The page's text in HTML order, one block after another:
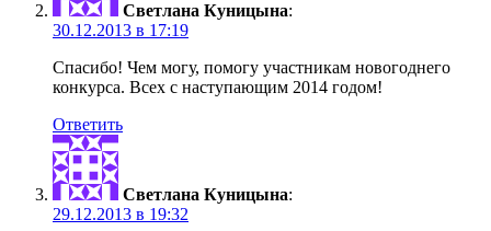
Светлана Куницына:
30.12.2013 в 17:19
Спасибо! Чем могу, помогу участникам новогоднего
конкурса. Всех с наступающим 2014 годом!
Ответить
Светлана Куницына:
29.12.2013 в 19:32